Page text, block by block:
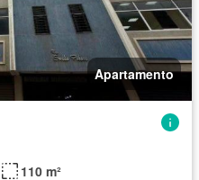
Apartamento
110 m²